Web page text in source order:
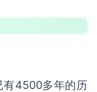
有4500多年的历